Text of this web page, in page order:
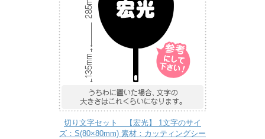
切り文字セット 【宏光】 1文字のサイ
ズ：S(80×80mm) 素材：カッティングシー